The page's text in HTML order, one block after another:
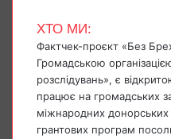
ХТО МИ:
Фактчек-проєкт «Без
Громадською
розслідувань», є
працює на громадських
міжнародних донорських
грантових програм